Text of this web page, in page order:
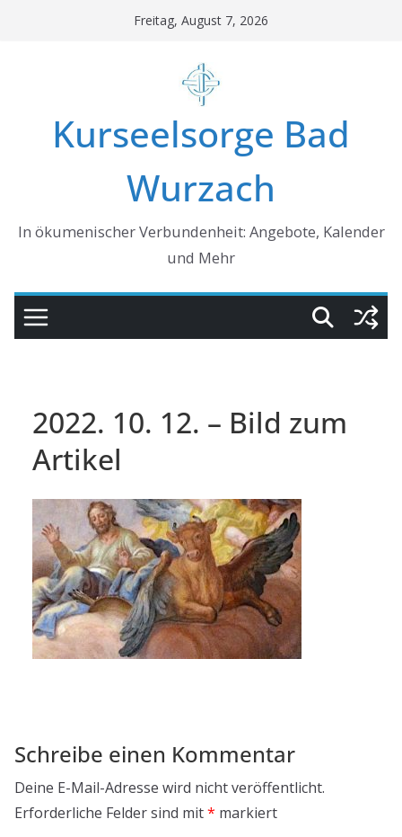
Freitag, August 7, 2026
Kurseelsorge Bad
Wurzach
In ökumenischer Verbundenheit: Angebote, Kalender
und Mehr
2022. 10. 12. – Bild zum
Artikel
Schreibe einen Kommentar
Deine E-Mail-Adresse wird nicht veröffentlicht.
Erforderliche Felder sind mit* markiert